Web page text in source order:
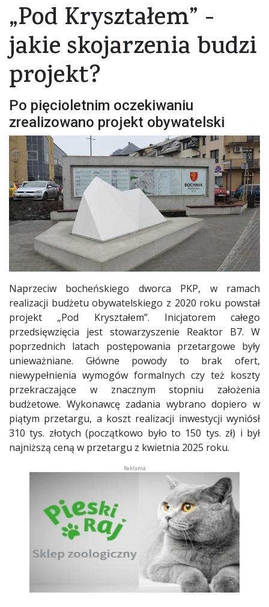
„Pod Kryształem” -
jakie skojarzenia budzi
projekt?
Po pięcioletnim oczekiwaniu
zrealizowano projekt obywatelski
Naprzeciw bocheńskiego dworca PKP, w ramach
realizacji budżetu obywatelskiego z 2020 roku powstał
projekt „Pod Kryształem”. Inicjatorem całego
przedsięwzięcia jest stowarzyszenie Reaktor B7. W
poprzednich latach postępowania przetargowe były
unieważniane. Główne powody to brak ofert,
niewypełnienia wymogów formalnych czy też koszty
przekraczające w znacznym stopniu założenia
budżetowe. Wykonawcę zadania wybrano dopiero w
piątym przetargu, a koszt realizacji inwestycji wyniósł
310 tys. złotych (początkowo było to 150 tys. zł) i był
najniższą ceną w przetargu z kwietnia 2025 roku.